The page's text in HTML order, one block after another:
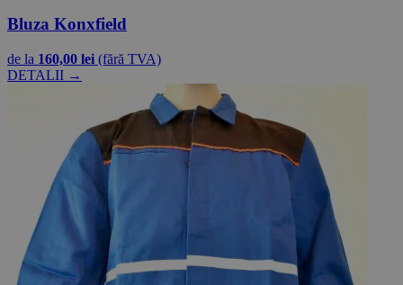
Bluza Konxfield
de la 160,00 lei (fără TVA)
DETALII →